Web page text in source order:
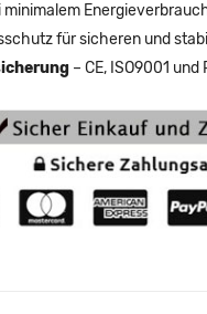
für sicheren und
– CE, ISO9001